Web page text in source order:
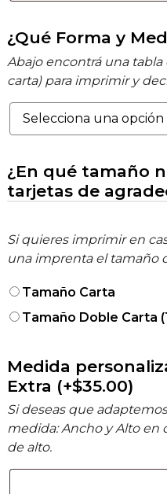
¿Qué Forma y
Abajo encontrá una
carta) para imprimir y
¿En qué tamaño
tarjetas de
Si quieres imprimir en
una imprenta el tamaño
Tamaño Carta
Tamaño Doble Carta
Medida
Extra (+$35.00)
Si deseas que
medida: Ancho y Alto en
de alto.